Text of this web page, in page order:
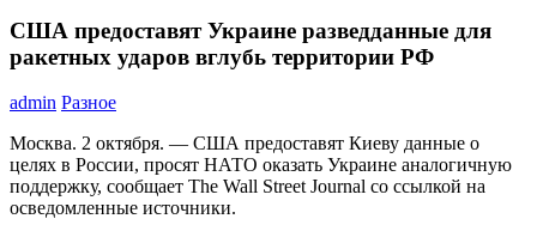
США предоставят Украине разведданные для
ракетных ударов вглубь территории РФ
admin Разное
Москва. 2 октября. — США предоставят Киеву данные о
целях в России, просят НАТО оказать Украине аналогичную
поддержку, сообщает The Wall Street Journal со ссылкой на
осведомленные источники.